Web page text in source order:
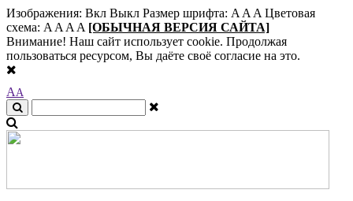
Изображения: Вкл Выкл Размер шрифта: A A A Цветовая
схема: A A A A [ОБЫЧНАЯ ВЕРСИЯ САЙТА]
Внимание! Наш сайт использует cookie. Продолжая
пользоваться ресурсом, Вы даёте своё согласие на это.
AA